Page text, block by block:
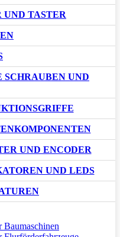
UND TASTER
SCHRAUBEN UND
UND ENCODER
UND LEDS